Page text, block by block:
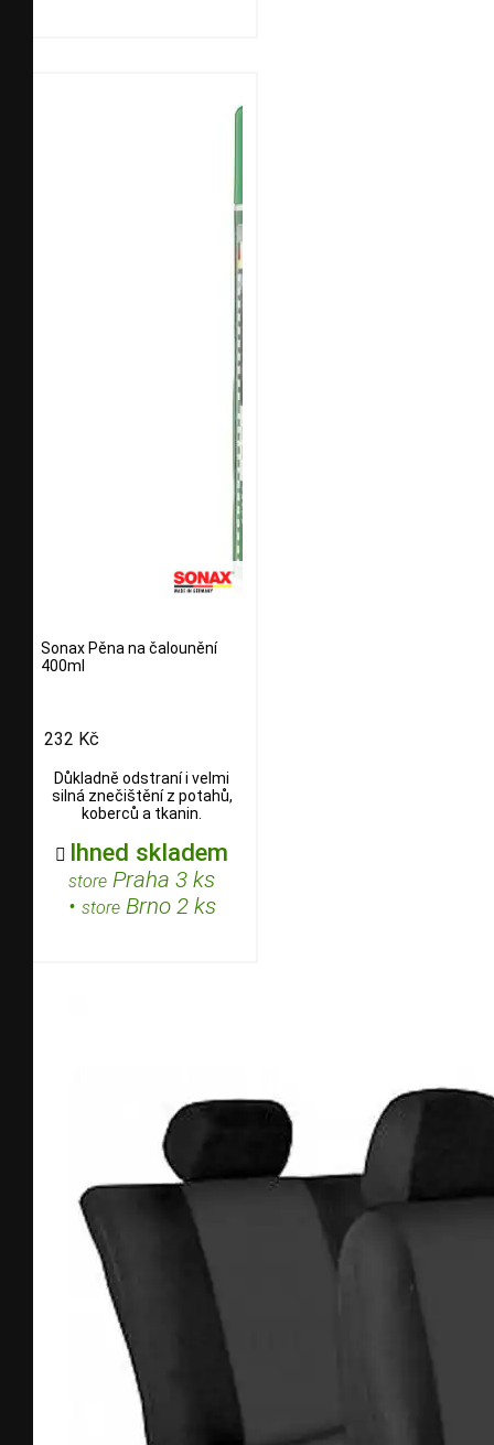
Sonax Pěna na čalounění
400ml
232 Kč
Důkladně odstraní i velmi
silná znečištění z potahů,
koberců a tkanin.
 Ihned skladem
store Praha 3 ks
• storeBrno 2 ks